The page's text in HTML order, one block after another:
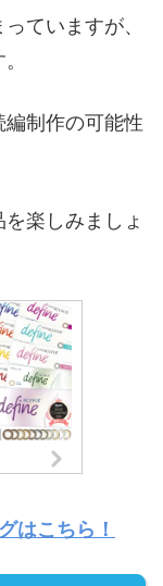
ていますが、
制作の可能性
楽しみましょ
はこちら！